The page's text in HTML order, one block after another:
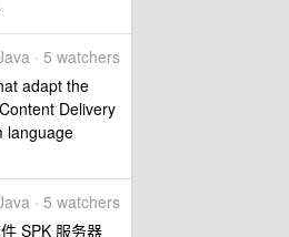
· 5 watchers
adapt the
Delivery
language
· 5 watchers
SPK 服务器